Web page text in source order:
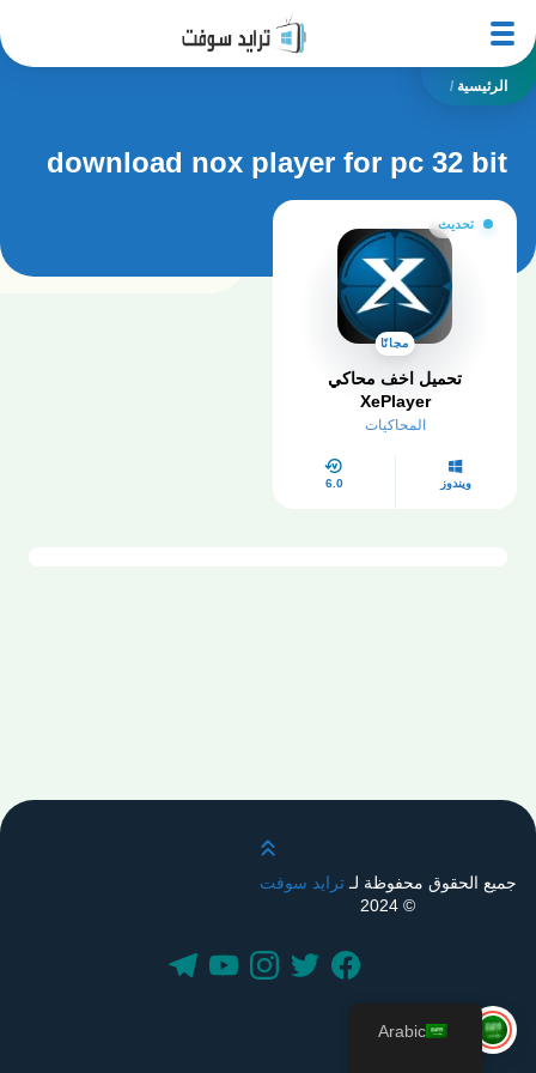
الرئيسية /
download nox player for pc 32 bit
تحديث
مجانًا
تحميل اخف محاكي
XePlayer
المحاكيات
ويندوز 6.0
قم بالتمرير لأعلى
جميع الحقوق محفوظة لـترايد سوفت
© 2024
Arabic